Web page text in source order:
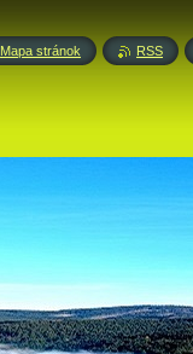
Mapa stránok RSS